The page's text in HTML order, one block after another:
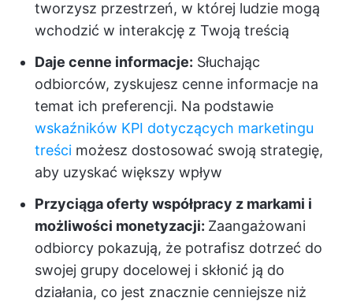
tworzysz przestrzeń, w której ludzie mogą
wchodzić w interakcję z Twoją treścią
Daje cenne informacje: Słuchając
odbiorców, zyskujesz cenne informacje na
temat ich preferencji. Na podstawie
wskaźników KPI dotyczących marketingu
treści możesz dostosować swoją strategię,
aby uzyskać większy wpływ
Przyciąga oferty współpracy z markami i
możliwości monetyzacji: Zaangażowani
odbiorcy pokazują, że potrafisz dotrzeć do
swojej grupy docelowej i skłonić ją do
działania, co jest znacznie cenniejsze niż